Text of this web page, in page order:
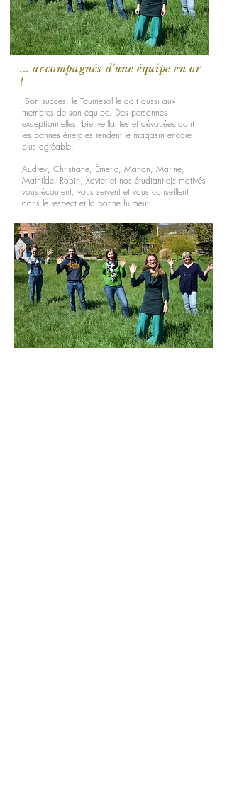
... accompagnés d'une équipe en or
!
Son succès, le Tournesol le doit aussi aux
membres de son équipe. Des personnes
exceptionnelles, bienveillantes et dévouées dont
les bonnes énergies rendent le magasin encore
plus agréable.
Audrey, Christiane, Émeric, Manon, Marine,
Mathilde, Robin, Xavier et nos étudiant(e)s motivés
vous écoutent, vous servent et vous conseillent
dans le respect et la bonne humeur.